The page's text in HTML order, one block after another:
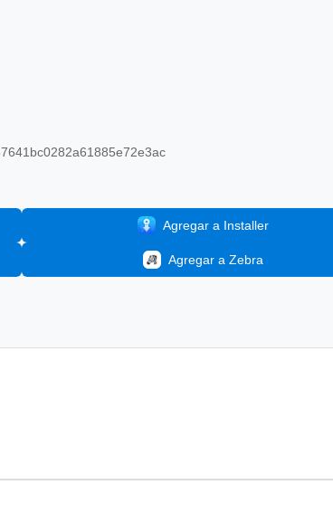
Agregar a Installer
Agregar a Zebra